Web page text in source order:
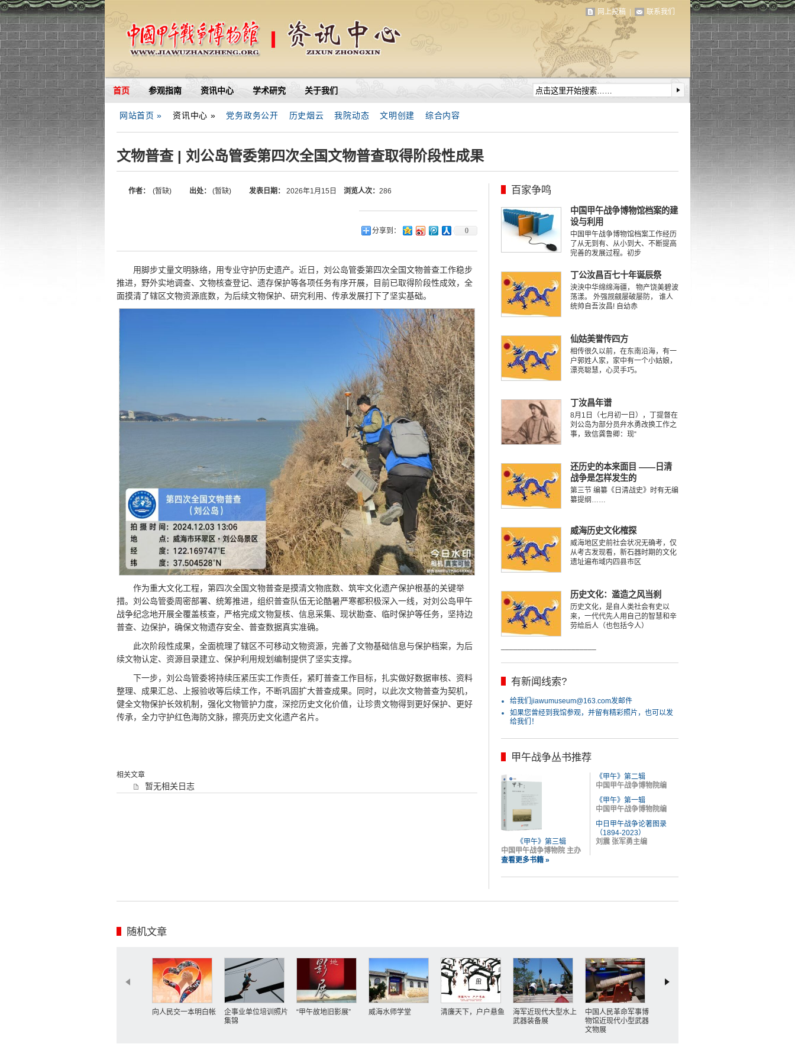
网上投稿 联系我们
首页 参观指南 资讯中心 学术研究 关于我们
网站首页 » 资讯中心 » 党务政务公开 历史烟云 我院动态 文明创建 综合内容
文物普查 | 刘公岛管委第四次全国文物普查取得阶段性成果
作者： (暂缺) 出处： (暂缺) 发表日期： 2026年1月15日 浏览人次： 286
分享到： 0
用脚步丈量文明脉络，用专业守护历史遗产。近日，刘公岛管委第四次全国文物普查工作稳步
推进，野外实地调查、文物核查登记、遗存保护等各项任务有序开展，目前已取得阶段性成效，全
面摸清了辖区文物资源底数，为后续文物保护、研究利用、传承发展打下了坚实基础。
作为重大文化工程，第四次全国文物普查是摸清文物底数、筑牢文化遗产保护根基的关键举
措。刘公岛管委周密部署、统筹推进，组织普查队伍无论酷暑严寒都积极深入一线，对刘公岛甲午
战争纪念地开展全覆盖核查，严格完成文物复核、信息采集、现状勘查、临时保护等任务，坚持边
普查、边保护，确保文物遗存安全、普查数据真实准确。
此次阶段性成果，全面梳理了辖区不可移动文物资源，完善了文物基础信息与保护档案，为后
续文物认定、资源目录建立、保护利用规划编制提供了坚实支撑。
下一步，刘公岛管委将持续压紧压实工作责任，紧盯普查工作目标，扎实做好数据审核、资料
整理、成果汇总、上报验收等后续工作，不断巩固扩大普查成果。同时，以此次文物普查为契机，
健全文物保护长效机制，强化文物管护力度，深挖历史文化价值，让珍贵文物得到更好保护、更好
传承，全力守护红色海防文脉，擦亮历史文化遗产名片。
相关文章
暂无相关日志
百家争鸣
中国甲午战争博物馆档案的建
设与利用
中国甲午战争博物馆档案工作经历
了从无到有、从小到大、不断提高
完善的发展过程。初步
丁公汝昌百七十年诞辰祭
泱泱中华绵绵海疆， 物产饶美碧波
荡漾。 外强觊觎屡破屡防， 谁人
统帅自吾汝昌! 自幼赤
仙姑美誉传四方
相传很久以前，在东南沿海，有一
户郭姓人家，家中有一个小姑娘，
漂亮聪慧，心灵手巧。
丁汝昌年谱
8月1日（七月初一日），丁提督在
刘公岛为部分员弁水勇改换工作之
事，致信龚鲁卿：现“
还历史的本来面目 ——日清
战争是怎样发生的
第三节 编纂《日清战史》时有无编
纂提纲……
威海历史文化榷探
威海地区史前社会状况无确考，仅
从考古发现看，新石器时期的文化
遗址遍布域内四县市区
历史文化：滥造之风当刹
历史文化，是自人类社会有史以
来，一代代先人用自己的智慧和辛
劳给后人（也包括今人）
有新闻线索?
给我们jiawumuseum@163.com发邮件
如果您曾经到我馆参观，并留有精彩照片，也可以发
给我们！
甲午战争丛书推荐
《甲午》第三辑
中国甲午战争博物院 主办
《甲午》第二辑
中国甲午战争博物院编
《甲午》第一辑
中国甲午战争博物院编
中日甲午战争论著图录
（1894-2023）
刘震 张军勇主编
查看更多书籍 »
随机文章
向人民交一本明白帐
企事业单位培训照片
集锦
“甲午故地旧影展” 威海水师学堂 清廉天下，户户悬鱼
海军近现代大型水上
武器装备展
中国人民革命军事博
物馆近现代小型武器
文物展